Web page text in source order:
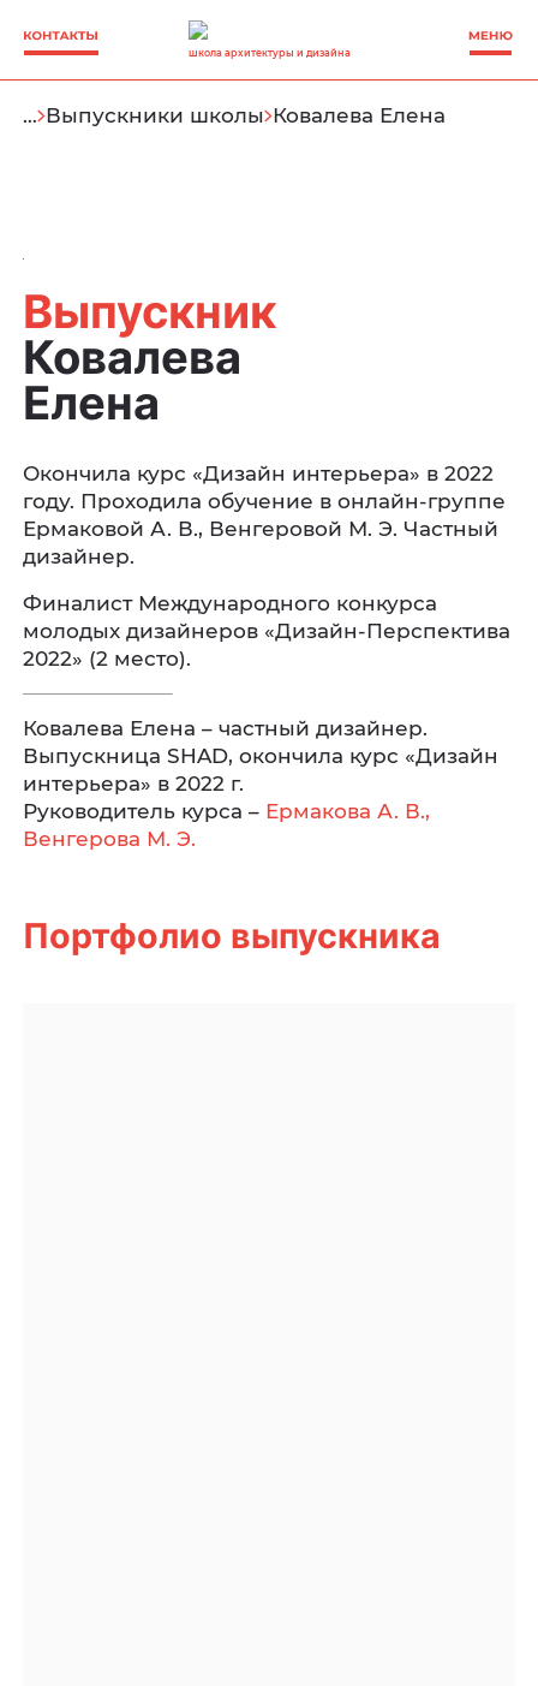
школа архитектуры и дизайна
… Выпускники школы Ковалева Елена
Выпускник
Ковалева
Елена
Окончила курс «Дизайн интерьера» в 2022
году. Проходила обучение в онлайн-группе
Ермаковой А. В., Венгеровой М. Э. Частный
дизайнер.
Финалист Международного конкурса
молодых дизайнеров «Дизайн-Перспектива
2022» (2 место).
Ковалева Елена – частный дизайнер.
Выпускница SHAD, окончила курс «Дизайн
интерьера» в 2022 г.
Руководитель курса – Ермакова А. В.,
Венгерова М. Э.
Портфолио выпускника